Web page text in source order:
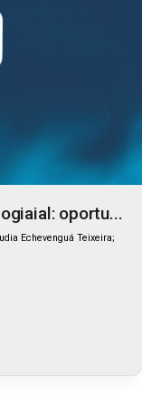
oportu...
Echevenguá Teixeira;